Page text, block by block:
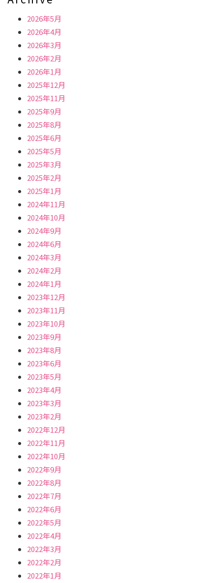
2026年5月
2026年4月
2026年3月
2026年2月
2026年1月
2025年12月
2025年11月
2025年9月
2025年8月
2025年6月
2025年5月
2025年3月
2025年2月
2025年1月
2024年11月
2024年10月
2024年9月
2024年6月
2024年3月
2024年2月
2024年1月
2023年12月
2023年11月
2023年10月
2023年9月
2023年8月
2023年6月
2023年5月
2023年4月
2023年3月
2023年2月
2022年12月
2022年11月
2022年10月
2022年9月
2022年8月
2022年7月
2022年6月
2022年5月
2022年4月
2022年3月
2022年2月
2022年1月